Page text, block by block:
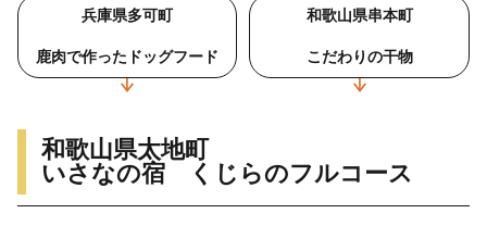
兵庫県多可町
鹿肉で作ったドッグフード
和歌山県串本町
こだわりの干物
和歌山県太地町
いさなの宿 くじらのフルコース